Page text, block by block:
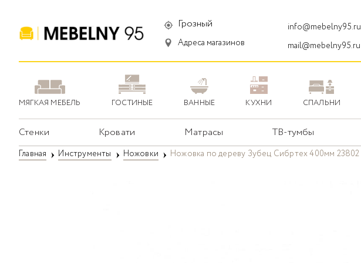
Грозный
Адреса магазинов
info@mebelny95.ru
mail@mebelny95.ru
МЯГКАЯ МЕБЕЛЬ ГОСТИНЫЕ ВАННЫЕ КУХНИ СПАЛЬНИ
Стенки Кровати Матрасы ТВ-тумбы
Главная Инструменты Ножовки Ножовка по дереву Зубец Сибртех 400мм 23802